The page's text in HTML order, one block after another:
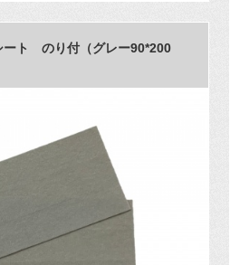
ート のり付（グレー90*200